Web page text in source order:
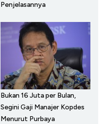
Penjelasannya
Bukan 16 Juta per Bulan,
Segini Gaji Manajer Kopdes
Menurut Purbaya